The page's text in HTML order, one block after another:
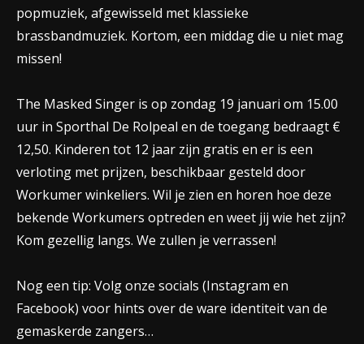
popmuziek, afgewisseld met klassieke
brassbandmuziek. Kortom, een middag die u niet mag
missen!
The Masked Singer is op zondag 19 januari om 15.00
uur in Sporthal De Rolpeal en de toegang bedraagt €
12,50. Kinderen tot 12 jaar zijn gratis en er is een
verloting met prijzen, beschikbaar gesteld door
Workumer winkeliers. Wil je zien en horen hoe deze
bekende Workumers optreden en weet jij wie het zijn?
Kom gezellig langs. We zullen je verrassen!
Nog een tip: Volg onze socials (Instagram en
Facebook) voor hints over de ware identiteit van de
gemaskerde zangers…